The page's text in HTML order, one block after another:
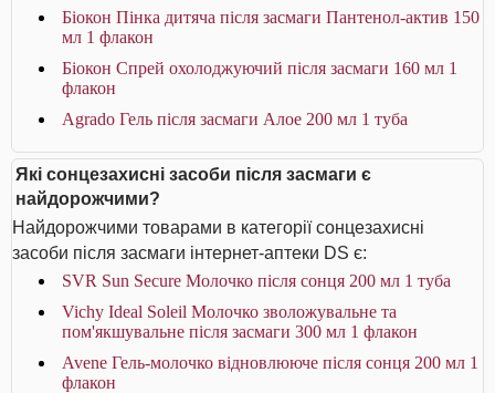
Біокон Пінка дитяча після засмаги Пантенол-актив 150
мл 1 флакон
Біокон Спрей охолоджуючий після засмаги 160 мл 1
флакон
Agrado Гель після засмаги Алое 200 мл 1 туба
Які сонцезахисні засоби після засмаги є
найдорожчими?
Найдорожчими товарами в категорії сонцезахисні
засоби після засмаги інтернет-аптеки DS є:
SVR Sun Secure Молочко після сонця 200 мл 1 туба
Vichy Ideal Soleil Молочко зволожувальне та
пом'якшувальне після засмаги 300 мл 1 флакон
Avene Гель-молочко відновлюючe після сонця 200 мл 1
флакон